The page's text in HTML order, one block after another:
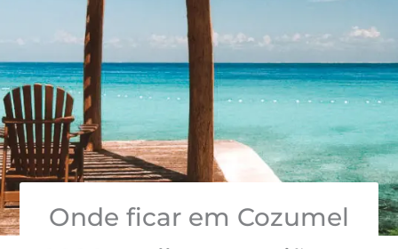
Onde ficar em Cozumel